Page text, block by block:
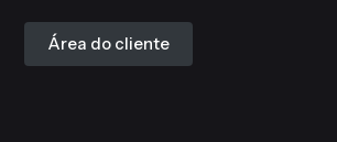
Área do cliente